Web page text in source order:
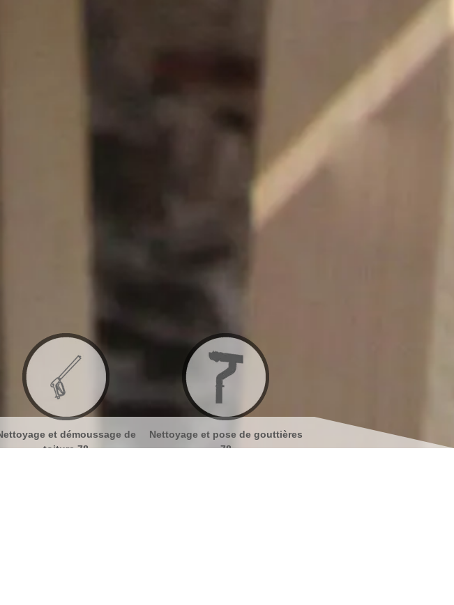
Nettoyage et pose de gouttières
78
Nettoyage et ravalement de
façades 78
Peinture sur tuiles